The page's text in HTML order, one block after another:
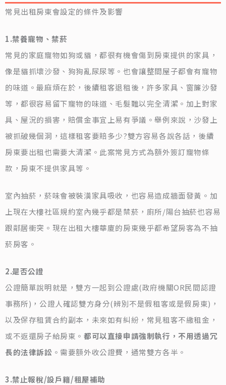
常見出租房東會設定的條件及影響
1.禁養寵物、禁菸
常見的家庭寵物如狗或貓，都很有機會傷到房東提供的家具，
像是貓抓壞沙發、狗狗亂尿尿等。也會讓整間屋子都會有寵物
的味道。最麻煩在於，後續租客退租後，許多家具、窗簾沙發
等，都很容易留下寵物的味道、毛髮難以完全清潔。加上對家
具、屋況的損害，賠償金事宜上易有爭議。舉例來說，沙發上
被抓破幾個洞，這樣租客要賠多少?雙方容易各說各話，後續
房東要出租也需要大清潔。此案常見方式為額外簽訂寵物條
款，房東不提供家具等。
室內抽菸，菸味會被裝潢家具吸收，也容易造成牆面發黃。加
上現在大樓社區規約室內幾乎都是禁菸，廁所/陽台抽菸也容易
跟鄰居衝突。現在出租大樓華廈的房東幾乎都希望房客為不抽
菸房客。
2.是否公證
公證簡單說明就是，雙方一起到公證處(政府機關OR民間認證
事務所)，公證人確認雙方身分(辨別不是假租客或是假房東)，
以及保存租賃合約副本，未來如有糾紛，常見租客不繳租金，
或不返還房子給房東。 都可以直接申請強制執行，不用透過冗
長的法律訴訟 。需要額外收公證費，通常雙方各半。
3.禁止報稅/設戶籍/租屋補助